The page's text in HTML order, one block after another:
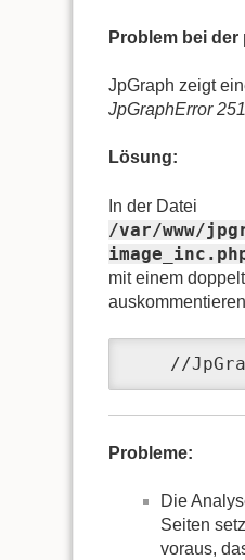
Problem bei der
JpGraph zeigt
JpGraphError
Lösung:
In der Datei
/var/www/
mit einem
//
Probleme:
Die
Seiten
voraus,